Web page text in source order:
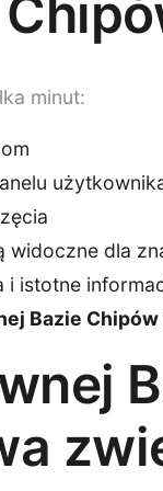
minut:
widoczne dla
i istotne
Bazie